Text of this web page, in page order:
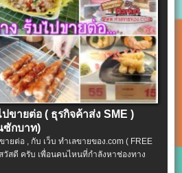
ขายต่อ ( ธุรกิจค้าส่ง SME )
ซักบาท)
ยต่อ , กับ เว็บ ทำเลขายของ.com ( FREE
สดี ครับ เพื่อนคนไหนที่กำลังหาช่องทาง